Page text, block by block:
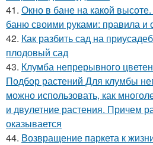
41. Окно в бане на какой
баню своими руками: правила и
42. Как разбить сад на
плодовый сад
43. Клумба непрерывного
Подбор растений Для клумбы
можно использовать, как
и двулетние растения. Причем
оказывается
44. Возвращение паркета к